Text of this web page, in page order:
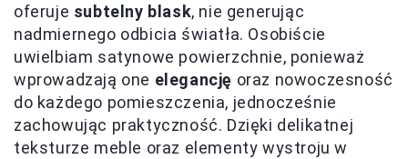
oferuje subtelny blask, nie generując
nadmiernego odbicia światła. Osobiście
uwielbiam satynowe powierzchnie, ponieważ
wprowadzają one elegancję oraz nowoczesność
do każdego pomieszczenia, jednocześnie
zachowując praktyczność. Dzięki delikatnej
teksturze meble oraz elementy wystroju w